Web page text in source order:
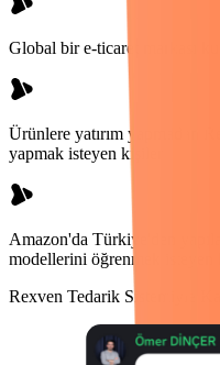
Global bir e-ticaret markası
Ürünlere yatırım yapmadan
yapmak isteyen kişiler
Amazon'da Türkiye'den
modellerini öğrenmek isteyen
Rexven Tedarik Sistemiyle